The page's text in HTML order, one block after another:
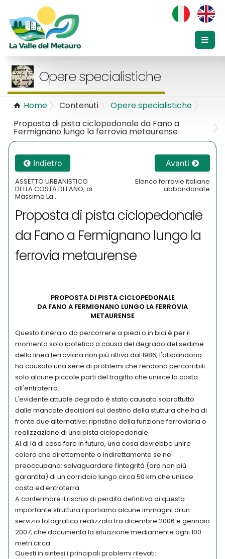
Opere specialistiche
Home Contenuti
Opere specialistiche
Proposta di pista ciclopedonale da Fano a
Fermignano lungo la ferrovia metaurense
Indietro
ASSETTO URBANISTICO
DELLA COSTA DI FANO, di
Massimo La...
Avanti
Elenco ferrovie italiane
abbandonate
Proposta di pista ciclopedonale
da Fano a Fermignano lungo la
ferrovia metaurense
PROPOSTA DI PISTA CICLOPEDONALE
DA FANO A FERMIGNANO LUNGO LA FERROVIA
METAURENSE
Questo itineraio da percorrere a piedi o in bici è per il
momento solo ipotetico a causa del degrado del sedime
della linea ferroviara non più attiva dal 1986; l'abbandono
ha causato una serie di problemi che rendono percorribili
solo alcune piccole parti del tragitto che unisce la costa
all'entroterra.
L'evidente attuale degrado è stato causato soprattutto
dalle mancate decisioni sul destino della stuttura che ha di
fronte due alternative: ripristino della funzione ferroviaria o
realizzazione di una pista ciclopedonale.
Al di là di cosa fare in futuro, una cosa dovrebbe unire
coloro che direttamente o indirettamente se ne
preoccupano: salvaguardare l’integrità (ora non più
garantita) di un corridoio lungo circa 50 km che unisce
costa ed entroterra.
A confermare il rischio di perdita definitiva di questa
importante struttura riportiamo alcune immagini di un
servizio fotografico realizzato tra dicembre 2006 e gennaio
2007, che documenta la situazione mediamente ogni 100
metri circa.
Questi in sintesi i principali problemi rilevati: